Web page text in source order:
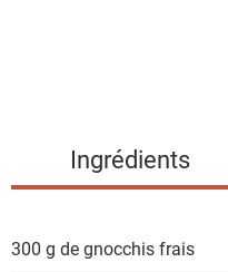
i
Ingrédients
300 g degnocchis frais